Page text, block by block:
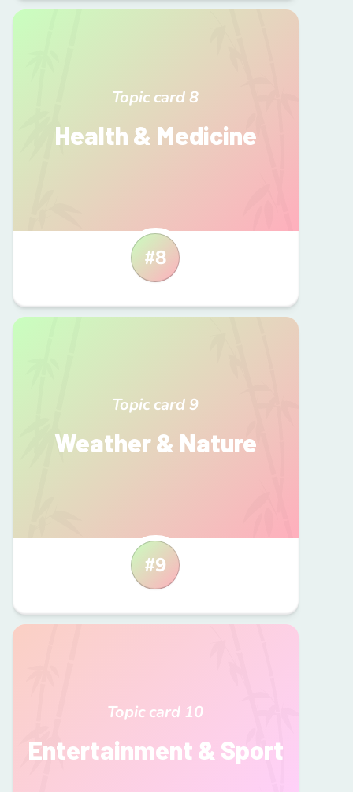
Topic card8
Health & Medicine
#8
Topic card 9
Weather & Nature
#9
Topic card 10
Entertainment & Sport